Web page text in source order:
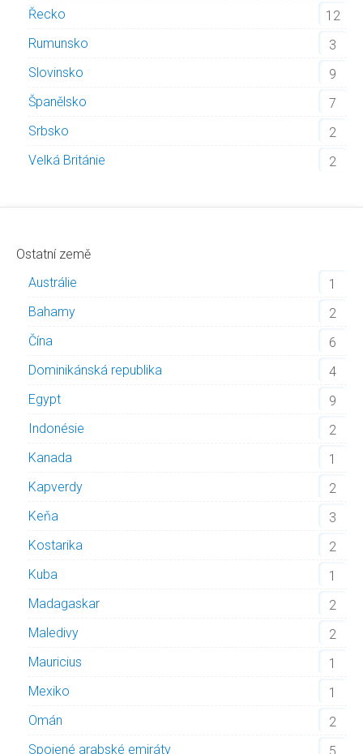
Řecko
12
Rumunsko
3
Slovinsko
9
Španělsko
7
Srbsko
2
Velká Británie
2
Ostatní země
Austrálie
1
Bahamy
2
Čína
6
Dominikánská republika
4
Egypt
9
Indonésie
2
Kanada
1
Kapverdy
2
Keňa
3
Kostarika
2
Kuba
1
Madagaskar
2
Maledivy
2
Mauricius
1
Mexiko
1
Omán
2
Spojené arabské emiráty